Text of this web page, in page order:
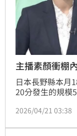
主播素顏衝棚
日本長野縣本月
20分發生的規模
稻井清香的一段
2026/04/21 03:38